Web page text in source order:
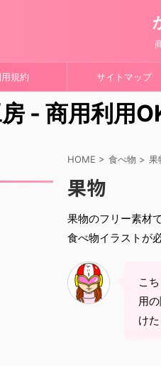
規約 サイトマップ
- 商用利用
HOME > 食べ物 > 果
果物
果物のフリー素材で
食べ物イラストが
こ
用
け